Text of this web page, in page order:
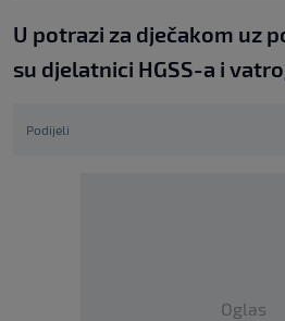
U potrazi za dječakom uz
su djelatnici HGSS-a i
Podijeli
Oglas